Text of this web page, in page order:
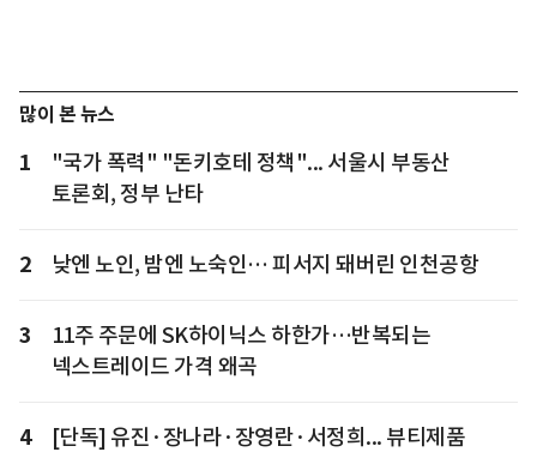
많이 본 뉴스
1
"국가 폭력" "돈키호테 정책"... 서울시 부동산
토론회, 정부 난타
2 낮엔 노인, 밤엔 노숙인… 피서지 돼버린 인천공항
3
11주 주문에 SK하이닉스 하한가…반복되는
넥스트레이드 가격 왜곡
4
[단독] 유진·장나라·장영란·서정희... 뷰티제품